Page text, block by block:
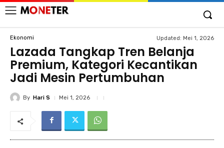
Ekonomi Updated: Mei 1, 2026
Lazada Tangkap Tren Belanja
Premium, Kategori Kecantikan
Jadi Mesin Pertumbuhan
By Hari S Mei 1, 2026